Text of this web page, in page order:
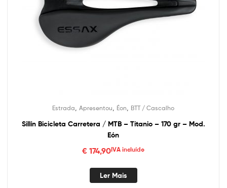
Estrada, Apresentou, Éon, BTT / Cascalho
Sillín Bicicleta Carretera / MTB – Titanio – 170 gr – Mod.
Eón
€ 174,90IVA incluído
Ler Mais